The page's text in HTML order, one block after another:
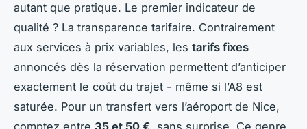
autant que pratique. Le premier indicateur de
qualité ? La transparence tarifaire. Contrairement
aux services à prix variables, les tarifs fixes
annoncés dès la réservation permettent d’anticiper
exactement le coût du trajet - même si l’A8 est
saturée. Pour un transfert vers l’aéroport de Nice,